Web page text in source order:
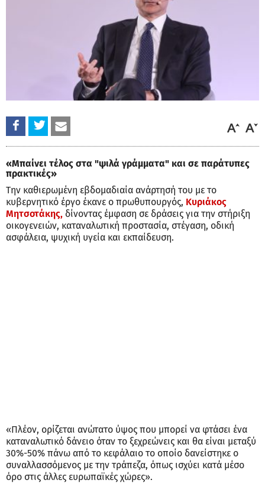
«Μπαίνει τέλος στα "ψιλά γράμματα" και σε παράτυπες
πρακτικές»
Την καθιερωμένη εβδομαδιαία ανάρτησή του με το
κυβερνητικό έργο έκανε ο πρωθυπουργός, Κυριάκος
Μητσοτάκης, δίνοντας έμφαση σε δράσεις για την στήριξη
οικογενειών, καταναλωτική προστασία, στέγαση, οδική
ασφάλεια, ψυχική υγεία και εκπαίδευση.
«Πλέον, ορίζεται ανώτατο ύψος που μπορεί να φτάσει ένα
καταναλωτικό δάνειο όταν το ξεχρεώνεις και θα είναι μεταξύ
30%-50% πάνω από το κεφάλαιο το οποίο δανείστηκε ο
συναλλασσόμενος με την τράπεζα, όπως ισχύει κατά μέσο
όρο στις άλλες ευρωπαϊκές χώρες».